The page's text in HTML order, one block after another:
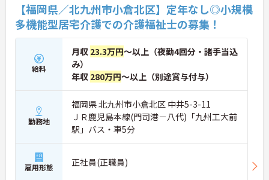
【福岡県／北九州市小倉北区】定年なし◎小規模
多機能型居宅介護での介護福祉士の募集！
給料
月収 23.3万円～以上（夜勤4回分・諸手当込
み）
年収 280万円～以上（別途賞与付与）
勤務地
福岡県 北九州市小倉北区 中井5-3-11
ＪＲ鹿児島本線(門司港－八代)「九州工大前
駅」バス・車5分
雇用形態 正社員(正職員)